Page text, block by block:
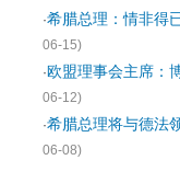
·希腊总理：情非得
06-15)
·欧盟理事会主席：
06-12)
·希腊总理将与德法
06-08)